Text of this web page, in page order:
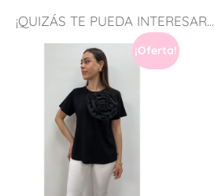
¡QUIZÁS TE PUEDA INTERESAR...
¡Oferta!